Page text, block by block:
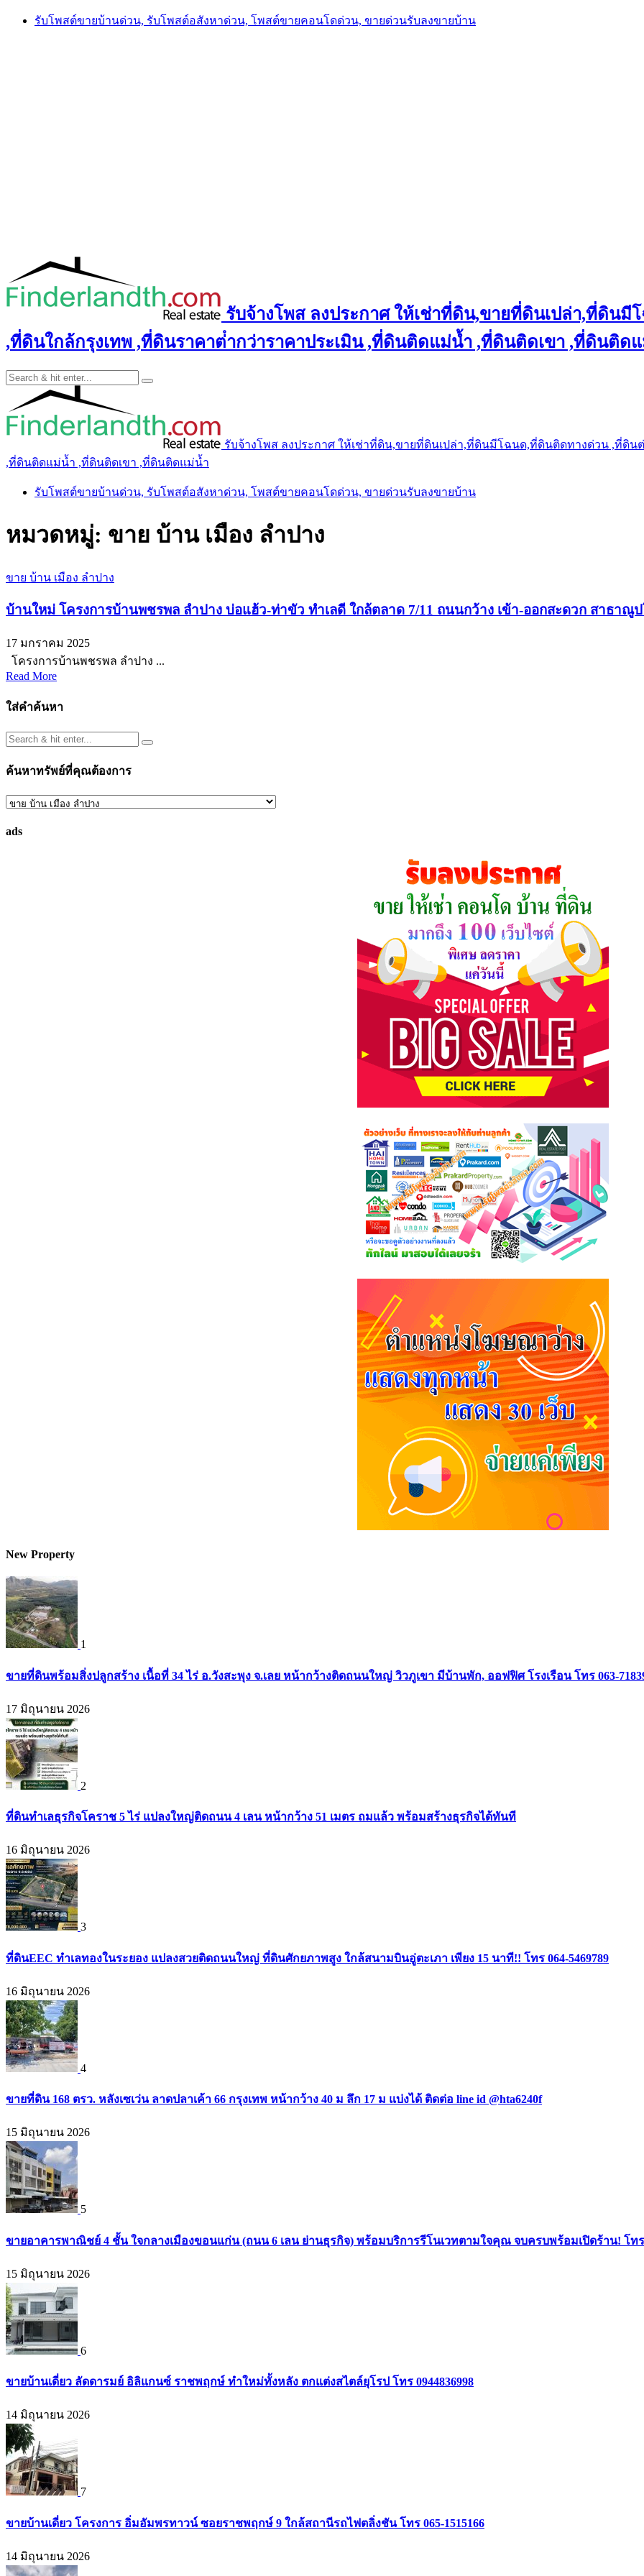
Skip
รับโพสต์ขายบ้านด่วน, รับโพสต์อสังหาด่วน, โพสต์ขายคอนโดด่วน, ขายด่วนรับลงขายบ้าน
รับจ้างโพส ลงประกาศ ให้เช่าที่ดิน,ขายที่ดินเปล่า,ที่ดิน
,ที่ดินใกล้กรุงเทพ ,ที่ดินราคาต่ํากว่าราคาประเมิน ,ที่ดินติดแม่น้ำ ,ที่ดินติดเขา ,ที่ดินติด
รับจ้างโพส ลงประกาศ ให้เช่าที่ดิน,ขายที่ดินเปล่า,ที่ดินมีโฉนด,ที่ดินติดทางด่วน ,ที่ดิน
,ที่ดินติดแม่น้ำ ,ที่ดินติดเขา ,ที่ดินติดแม่น้ำ
รับโพสต์ขายบ้านด่วน, รับโพสต์อสังหาด่วน, โพสต์ขายคอนโดด่วน, ขายด่วนรับลงขายบ้าน
หมวดหมู่: ขาย บ้าน เมือง ลำปาง
ขาย บ้าน เมือง ลำปาง
บ้านใหม่ โครงการบ้านพชรพล ลำปาง บ่อแฮ้ว-ท่าขัว ทำเลดี ใกล้ตลาด 7/11 ถนนกว้าง เข้า-ออกสะดวก สาธาณูป
17 มกราคม 2025
โครงการบ้านพชรพล ลำปาง ...
Read More
ใส่คำค้นหา
ค้นหาทรัพย์ที่คุณต้องการ
ค้นหา
ที่
ads
New Property
1
ขายที่ดินพร้อมสิ่งปลูกสร้าง เนื้อที่ 34 ไร่ อ.วังสะพุง จ.เลย หน้ากว้างติดถนนใหญ่ วิวภูเขา มีบ้านพัก, ออฟฟิศ โรงเรือน โทร 063-
17 มิถุนายน 2026
2
ที่ดินทำเลธุรกิจโคราช 5 ไร่ แปลงใหญ่ติดถนน 4 เลน หน้ากว้าง 51 เมตร ถมแล้ว พร้อมสร้างธุรกิจได้ทันที
16 มิถุนายน 2026
3
ที่ดินEEC ทำเลทองในระยอง แปลงสวยติดถนนใหญ่ ที่ดินศักยภาพสูง ใกล้สนามบินอู่ตะเภา เพียง 15 นาที!! โทร 064-5469789
16 มิถุนายน 2026
4
ขายที่ดิน 168 ตรว. หลังเซเว่น ลาดปลาเค้า 66 กรุงเทพ หน้ากว้าง 40 ม ลึก 17 ม แบ่งได้ ติดต่อ line id @hta6240f
15 มิถุนายน 2026
5
ขายอาคารพาณิชย์ 4 ชั้น ใจกลางเมืองขอนแก่น (ถนน 6 เลน ย่านธุรกิจ) พร้อมบริการรีโนเวทตามใจคุณ จบครบพร้อมเปิดร้าน! โทร
15 มิถุนายน 2026
6
ขายบ้านเดี่ยว ลัดดารมย์ อิลิแกนซ์ ราชพฤกษ์ ทำใหม่ทั้งหลัง ตกแต่งสไตล์ยุโรป โทร 0944836998
14 มิถุนายน 2026
7
ขายบ้านเดี่ยว โครงการ อิ่มอัมพรทาวน์ ซอยราชพฤกษ์ 9 ใกล้สถานีรถไฟตลิ่งชัน โทร 065-1515166
14 มิถุนายน 2026